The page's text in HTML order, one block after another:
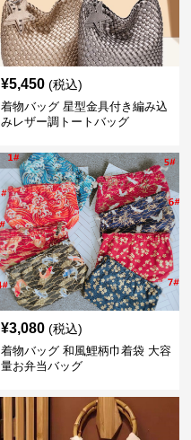
¥5,450 (税込)
着物バッグ 星型金具付き編み込
みレザー調トートバッグ
¥3,080 (税込)
着物バッグ 和風鯉柄巾着袋 大容
量お弁当バッグ